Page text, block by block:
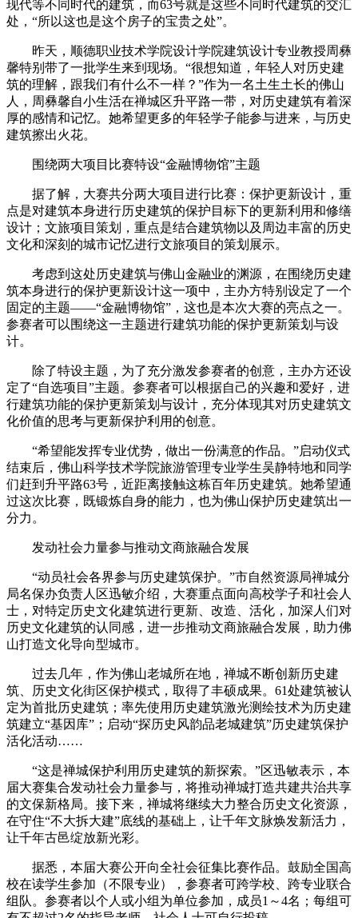
现代等不同时代的建筑，而63号就是这些不同时代建筑的交汇
处，“所以这也是这个房子的宝贵之处”。
昨天，顺德职业技术学院设计学院建筑设计专业教授周彝
馨特别带了一批学生来到现场。“很想知道，年轻人对历史建
筑的理解，跟我们有什么不一样？”作为一名土生土长的佛山
人，周彝馨自小生活在禅城区升平路一带，对历史建筑有着深
厚的感情和记忆。她希望更多的年轻学子能参与进来，与历史
建筑擦出火花。
围绕两大项目比赛特设“金融博物馆”主题
据了解，大赛共分两大项目进行比赛：保护更新设计，重
点是对建筑本身进行历史建筑的保护目标下的更新利用和修缮
设计；文旅项目策划，重点是结合建筑物以及周边丰富的历史
文化和深刻的城市记忆进行文旅项目的策划展示。
考虑到这处历史建筑与佛山金融业的渊源，在围绕历史建
筑本身进行的保护更新设计这一项中，主办方特别设定了一个
固定的主题——“金融博物馆”，这也是本次大赛的亮点之一。
参赛者可以围绕这一主题进行建筑功能的保护更新策划与设
计。
除了特设主题，为了充分激发参赛者的创意，主办方还设
定了“自选项目”主题。参赛者可以根据自己的兴趣和爱好，进
行建筑功能的保护更新策划与设计，充分体现其对历史建筑文
化价值的思考与更新保护利用的创意。
“希望能发挥专业优势，做出一份满意的作品。”启动仪式
结束后，佛山科学技术学院旅游管理专业学生吴静特地和同学
们赶到升平路63号，近距离接触这栋百年历史建筑。她希望通
过这次比赛，既锻炼自身的能力，也为佛山保护历史建筑出一
分力。
发动社会力量参与推动文商旅融合发展
“动员社会各界参与历史建筑保护。”市自然资源局禅城分
局名保办负责人区迅敏介绍，大赛重点面向高校学子和社会人
士，对特定历史文化建筑进行更新、改造、活化，加深人们对
历史文化建筑的认同感，进一步推动文商旅融合发展，助力佛
山打造文化导向型城市。
过去几年，作为佛山老城所在地，禅城不断创新历史建
筑、历史文化街区保护模式，取得了丰硕成果。61处建筑被认
定为首批历史建筑；率先使用历史建筑激光测绘技术为历史建
筑建立“基因库”；启动“探历史风韵品老城建筑”历史建筑保护
活化活动……
“这是禅城保护利用历史建筑的新探索。”区迅敏表示，本
届大赛集合发动社会力量参与，将推动禅城打造共建共治共享
的文保新格局。接下来，禅城将继续大力整合历史文化资源，
在守住“不大拆大建”底线的基础上，让千年文脉焕发新活力，
让千年古邑绽放新光彩。
据悉，本届大赛公开向全社会征集比赛作品。鼓励全国高
校在读学生参加（不限专业），参赛者可跨学校、跨专业联合
组队。参赛者以个人或小组为单位参加，成员1～4名；每组可